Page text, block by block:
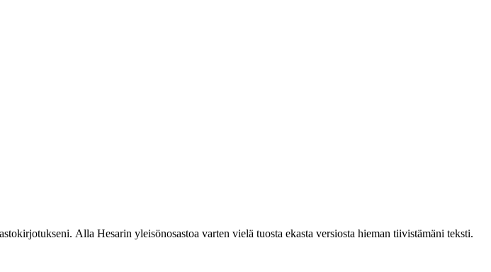
Alla Hesarin yleisönosastoa varten vielä tuosta ekasta versiosta hieman tiivistämäni teksti.